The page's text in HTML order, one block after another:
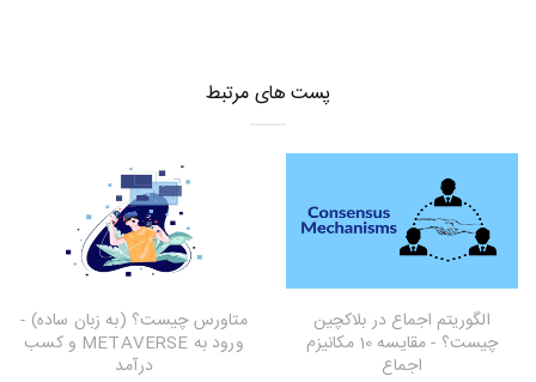
پست های مرتبط
متاورس چیست؟ (به زبان ساده) -
ورود به METAVERSE و کسب
درآمد
الگوریتم اجماع در بلاکچین
چیست؟ - مقایسه 10 مکانیزم
اجماع